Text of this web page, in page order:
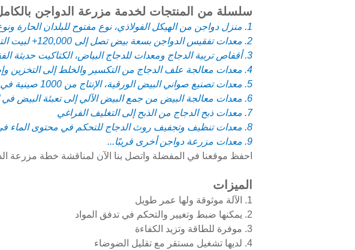
سلسلة من المنتجات لخدمة مزرعة الدواجن
1. منزل دواجن من الهيكل الفولاذي، نوع مفتوح للبلدان الحارة ونوع مغلق للبلدان الباردة
2. معدات تفقيس الدواجن بسعة بيض تصل إلى 120,000+ لبيت التفريخ
3. أقفاص تربية الدجاج ومعدات للدجاج البياض، الكتاكيت حديثة الفقس، الحاضنات، الدجاج اللاحم ووالدي الدجاج
4. معدات معالجة علف الدجاج من التكسير والخلط إلى التخزين وإطعام الدجاج
5. معدات تصنيع صواني البيض الورقية، الإنتاج من 1000 صينية في الساعة إلى 6000 صينية في الساعة
6. معدات معالجة البيض من جمع البيض الآلي إلى تعبئة البيض في الصواني
7. معدات ذبح الدجاج من الذبح إلى التغليف الفراغي
8. معدات تنظيف وتجفيف روث الدجاج للتحكم في محتوى الماء في روث الدجاج بين 10% و40%
9. معدات مزرعة دواجن أخرى قريبًا...
احفظ موقعنا في المفضلة واتصل بنا الآن لمناقشة خطة مزرعة
الميزات
1. الآلة موثوقة ولها عمر طويل
2. يمكنها ضبط وتغيير والتحكم في تدفق المواد
3. موفرة للطاقة وتزيد الكفاءة
4. لديها تشغيل مستقر مع تقليل الضوضاء